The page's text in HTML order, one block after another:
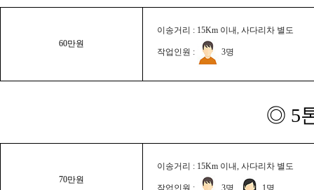
60만원
이송거리 : 15Km 이내, 사다리차 별도
작업인원 : 3명
◎ 5
70만원
이송거리 : 15Km 이내, 사다리차 별도
작업인원 : 3명, 1명